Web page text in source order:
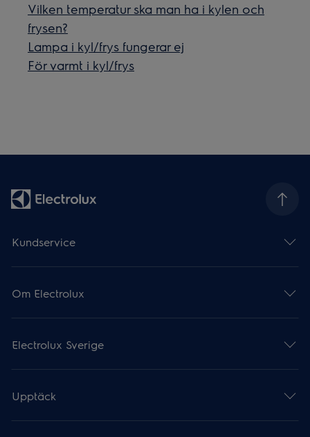
Vilken temperatur ska man ha i kylen och
frysen?
Lampa i kyl/frys fungerar ej
För varmt i kyl/frys
Kundservice
Om Electrolux
Electrolux Sverige
Upptäck